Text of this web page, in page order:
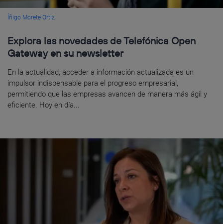
Íñigo Morete Ortiz
Explora las novedades de Telefónica Open
Gateway en su newsletter
En la actualidad, acceder a información actualizada es un
impulsor indispensable para el progreso empresarial,
permitiendo que las empresas avancen de manera más ágil y
eficiente. Hoy en día...